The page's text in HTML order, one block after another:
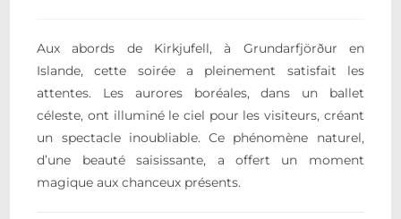
Aux abords de Kirkjufell, à Grundarfjörður en
Islande, cette soirée a pleinement satisfait les
attentes. Les aurores boréales, dans un ballet
céleste, ont illuminé le ciel pour les visiteurs, créant
un spectacle inoubliable. Ce phénomène naturel,
d’une beauté saisissante, a offert un moment
magique aux chanceux présents.